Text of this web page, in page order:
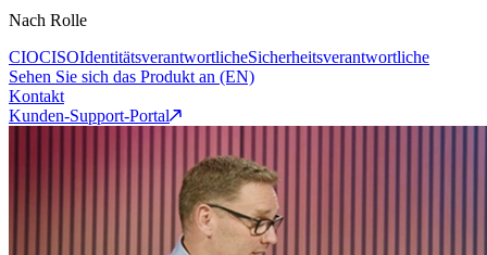
Nach Rolle
CIOCISOIdentitätsverantwortlicheSicherheitsverantwortliche
Sehen Sie sich das Produkt an (EN)
Kontakt
Kunden-Support-Portal